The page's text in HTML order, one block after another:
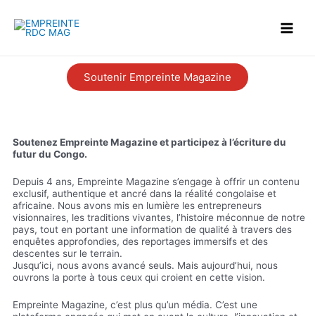
Soutenir Empreinte Magazine
Soutenez Empreinte Magazine et participez à l’écriture du
futur du Congo.
Depuis 4 ans, Empreinte Magazine s’engage à offrir un contenu
exclusif, authentique et ancré dans la réalité congolaise et
africaine. Nous avons mis en lumière les entrepreneurs
visionnaires, les traditions vivantes, l’histoire méconnue de notre
pays, tout en portant une information de qualité à travers des
enquêtes approfondies, des reportages immersifs et des
descentes sur le terrain.
Jusqu’ici, nous avons avancé seuls. Mais aujourd’hui, nous
ouvrons la porte à tous ceux qui croient en cette vision.
Empreinte Magazine, c’est plus qu’un média. C’est une